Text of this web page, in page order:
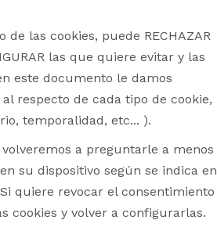
las cookies, puede RECHAZAR
las que quiere evitar y las
este documento le damos
respecto de cada tipo de cookie,
temporalidad, etc... ).
a preguntarle a menos
su dispositivo según se indica en
quiere revocar el consentimiento
cookies y volver a configurarlas.